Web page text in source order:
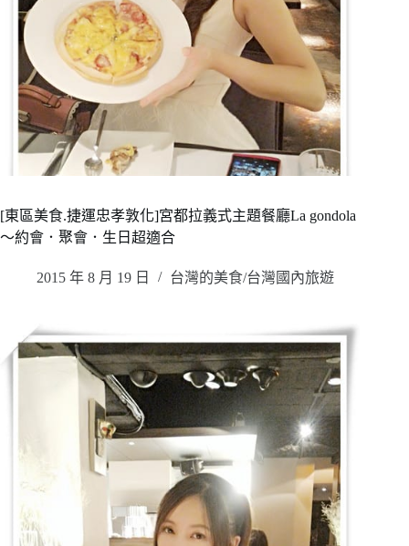
[東區美食.捷運忠孝敦化]宮都拉義式主題餐廳La gondola
～約會．聚會．生日超適合
2015 年 8 月 19 日 台灣的美食/台灣國內旅遊